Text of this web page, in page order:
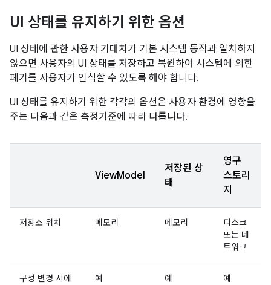
UI 상태를 유지하기 위한 옵션
UI 상태에 관한 사용자 기대치가 기본 시스템 동작과 일치하지
않으면 사용자의 UI 상태를 저장하고 복원하여 시스템에 의한
폐기를 사용자가 인식할 수 있도록 해야 합니다.
UI 상태를 유지하기 위한 각각의 옵션은 사용자 환경에 영향을
주는 다음과 같은 측정기준에 따라 다릅니다.
ViewModel
저장된 상
태
영구
스토리
지
저장소 위치 메모리 메모리
디스크
또는 네
트워크
구성 변경 시에
예 예 예